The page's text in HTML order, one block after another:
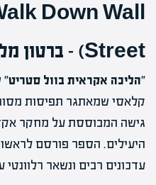
Down Wall
Street) – ברטון מלקיאל
"הליכה אקראית בוול סטריט"
קלאסי שמאתגר תפיסות
גישה המבוססת על מחקר
עדכונים רבים ונשאר רלוונטי